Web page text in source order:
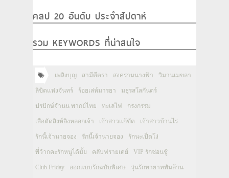
คลิป 20 อันดับ ประจำสัปดาห์
รวม KEYWORDS ที่น่าสนใจ
เพลิงบุญ สามีตีตรา สงครามนางฟ้า วิมานเมขลา
ลิขิตแห่งจันทร์ ร้อยเล่ห์มารยา มธุรสโลกันตร์
ปรปักษ์จำนน พากย์ไทย ทะเลไฟ กรงกรรม
เสือตัดสิงห์ลิงหลอกเจ้า เจ้าสาวแก้ขัด เจ้าสาวบ้านไร่
รักนี้เจ้านายจอง รักนี้เจ้านายจอง รักนะเป็ดโง่
พี่ว้ากคะรักหนูได้มั้ย คลับฟรายเดย์ VIP รักซ่อนชู้
Club Friday ออกแบบรักฉบับพิเศษ วุ่นรักทายาทพันล้าน